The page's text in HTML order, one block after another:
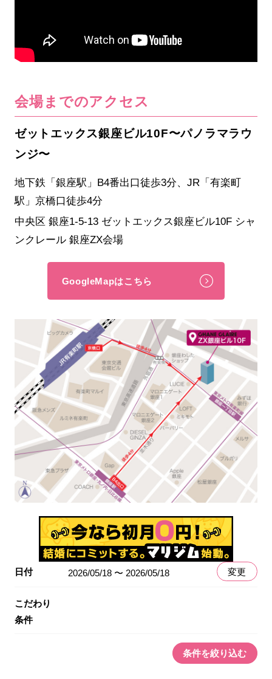
会場までのアクセス
ゼットエックス銀座ビル10F〜パノラマラウ
ンジ〜
地下鉄「銀座駅」B4番出口徒歩3分、JR「有楽町
駅」京橋口徒歩4分
中央区 銀座1-5-13 ゼットエックス銀座ビル10F シャ
ンクレール 銀座ZX会場
GoogleMapはこちら
日付 2026/05/18 〜 2026/05/18 変更
こだわり
条件
条件を絞り込む